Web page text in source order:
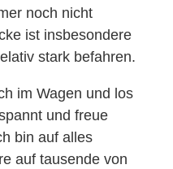
noch nicht
ist insbesondere
stark befahren.
im Wagen und los
und freue
bin auf alles
auf tausende von